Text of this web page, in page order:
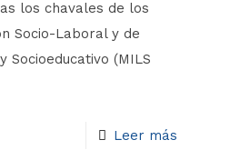
los chavales de los
Socio-Laboral y de
Socioeducativo (MILS
Leer más